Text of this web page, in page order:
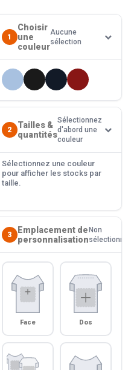
1
Choisir
une
couleur
Aucune
sélection
2
Tailles &
quantités
Sélectionnez
d'abord une
couleur
Sélectionnez une couleur
pour afficher les stocks par
taille.
3
Emplacement de
personnalisation
Non
sélectionné
Face Dos